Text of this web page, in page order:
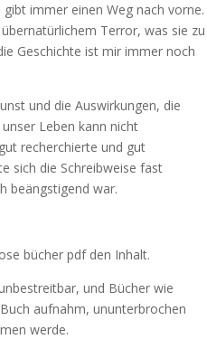
immer einen Weg nach vorne.
Terror, was sie zu
Geschichte ist mir immer noch
und die Auswirkungen, die
Leben kann nicht
recherchierte und gut
sich die Schreibweise fast
beängstigend war.
bücher pdf den Inhalt.
und Bücher wie
aufnahm, ununterbrochen
werde.